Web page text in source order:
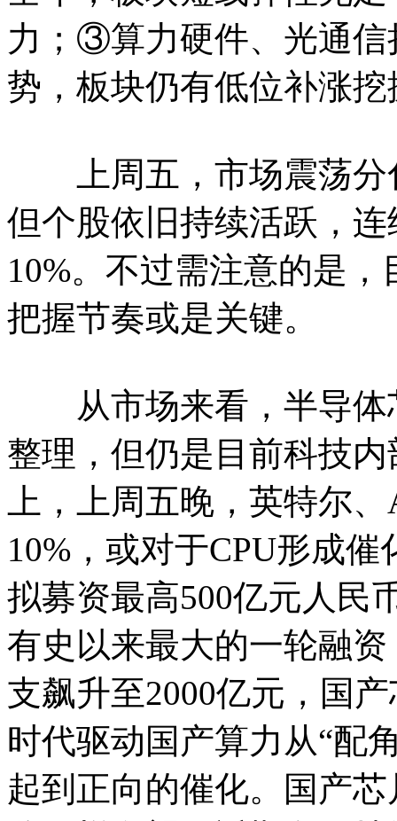
力；③算力硬件、光通信
势，板块仍有低位补涨
上周五，市场震荡分
但个股依旧持续活跃，
10%。不过需注意的是
把握节奏或是关键。
从市场来看，半导体
整理，但仍是目前科技
上，上周五晚，英特尔
10%，或对于CPU形成催
拟募资最高500亿元人民
有史以来最大的一轮融
支飙升至2000亿元，国
时代驱动国产算力从“配
起到正向的催化。国产